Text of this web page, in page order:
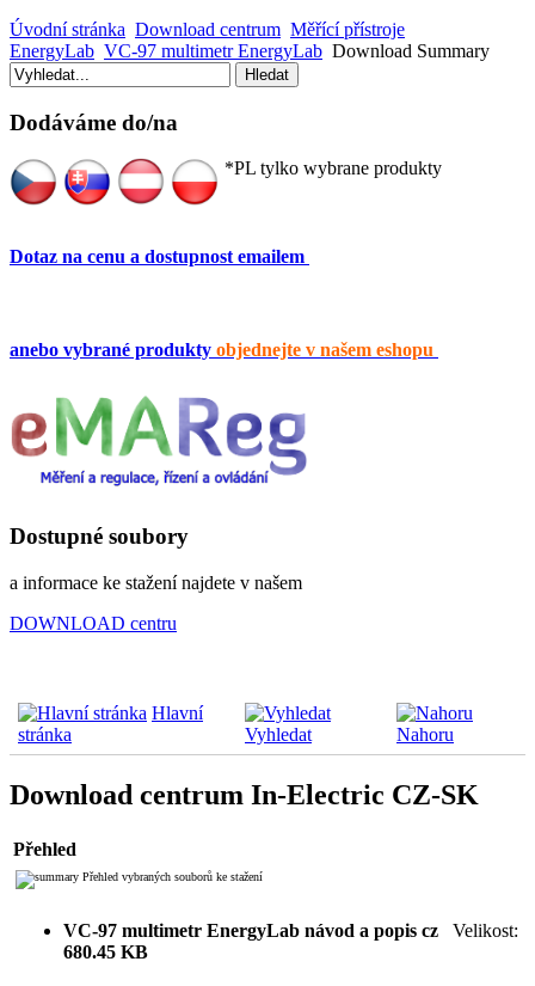
Úvodní stránka Download centrum Měřící přístroje
EnergyLab VC-97 multimetr EnergyLab Download Summary
Dodáváme do/na
*PL tylko wybrane produkty
Dotaz na cenu a dostupnost emailem
anebo vybrané produkty objednejte v našem eshopu
Dostupné soubory
a informace ke stažení najdete v našem
DOWNLOAD centru
Hlavní
stránka
Vyhledat Nahoru
Download centrum In-Electric CZ-SK
Přehled
Přehled vybraných souborů ke stažení
VC-97 multimetr EnergyLab návod a popis cz Velikost:
680.45 KB